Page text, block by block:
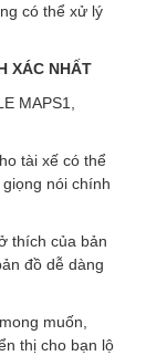
có thể xử lý
XÁC NHẤT
MAPS1,
tài xế có thể
nói chính
thích của bản
đồ dễ dàng
muốn,
thị cho bạn lộ